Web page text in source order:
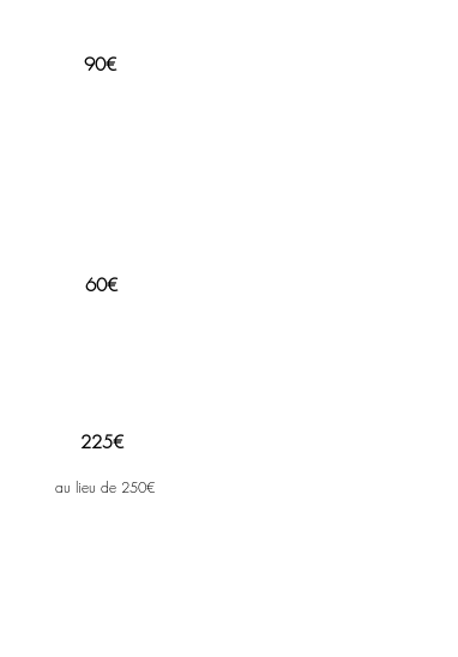
90€
60€
225€
au lieu de 250€